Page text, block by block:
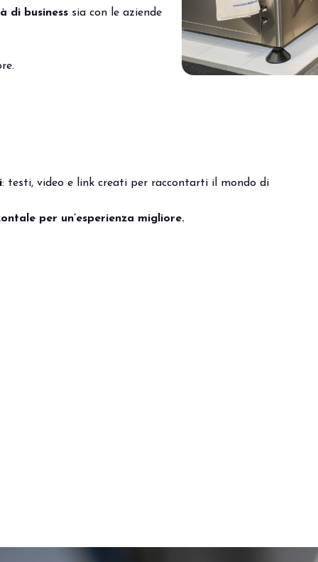
di business sia con le aziende
: testi, video e link creati per raccontarti il mondo di
per un’esperienza migliore.